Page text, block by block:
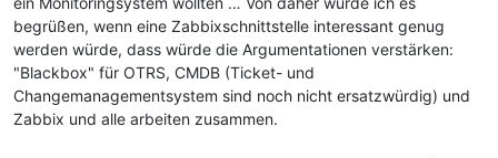
begrüßen, wenn eine Zabbixschnittstelle interessant genug
werden würde, dass würde die Argumentationen verstärken:
"Blackbox" für OTRS, CMDB (Ticket- und
Changemanagementsystem sind noch nicht ersatzwürdig) und
Zabbix und alle arbeiten zusammen.